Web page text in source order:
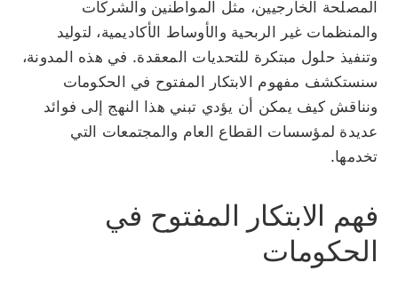
المصلحة الخارجيين، مثل المواطنين والشركات
والمنظمات غير الربحية والأوساط الأكاديمية، لتوليد
وتنفيذ حلول مبتكرة للتحديات المعقدة. في هذه المدونة،
سنستكشف مفهوم الابتكار المفتوح في الحكومات
ونناقش كيف يمكن أن يؤدي تبني هذا النهج إلى فوائد
عديدة لمؤسسات القطاع العام والمجتمعات التي
تخدمها.
فهم الابتكار المفتوح في
الحكومات